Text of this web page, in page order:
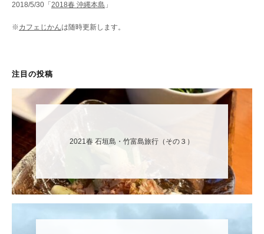
2018/5/30「 2018春 沖縄本島 」
※カフェじかんは随時更新します。
注目の投稿
2021春 石垣島・竹富島旅行（その３）